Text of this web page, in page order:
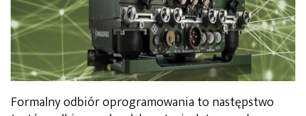
Formalny odbiór oprogramowania to następstwo